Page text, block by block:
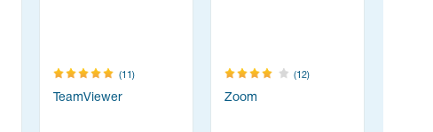
(11)
TeamViewer
(12)
Zoom